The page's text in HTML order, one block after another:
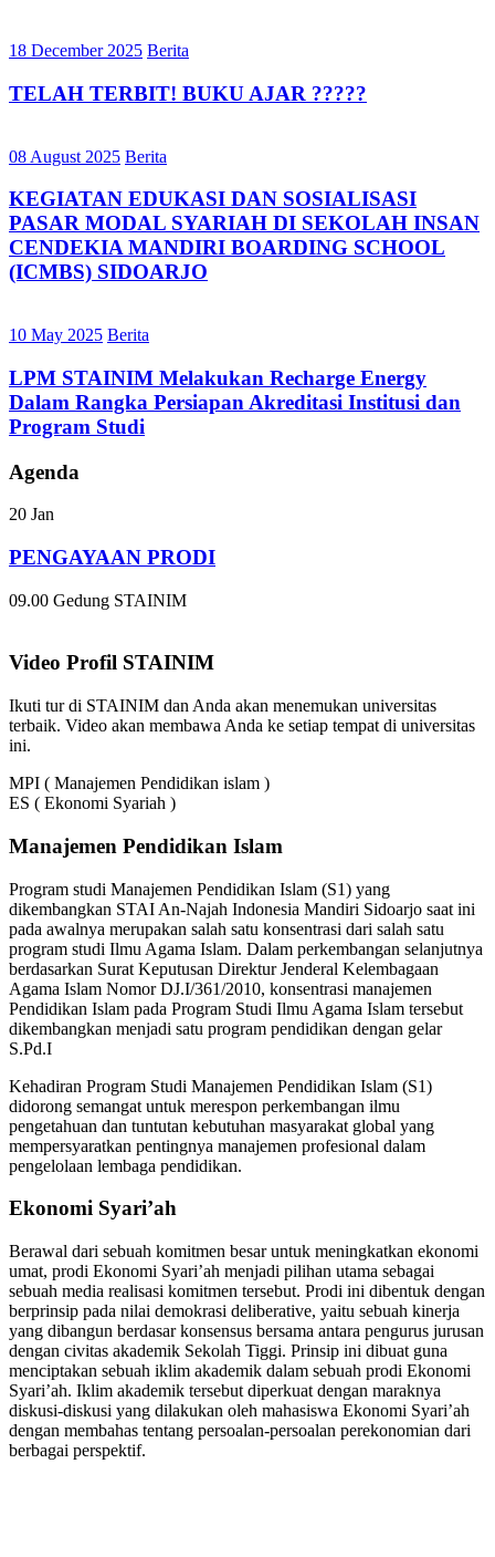
18 December 2025 Berita
TELAH TERBIT! BUKU AJAR ?????
08 August 2025 Berita
KEGIATAN EDUKASI DAN SOSIALISASI
PASAR MODAL SYARIAH DI SEKOLAH INSAN
CENDEKIA MANDIRI BOARDING SCHOOL
(ICMBS) SIDOARJO
10 May 2025 Berita
LPM STAINIM Melakukan Recharge Energy
Dalam Rangka Persiapan Akreditasi Institusi dan
Program Studi
Agenda
20 Jan
PENGAYAAN PRODI
09.00 Gedung STAINIM
Video Profil STAINIM
Ikuti tur di STAINIM dan Anda akan menemukan universitas
terbaik. Video akan membawa Anda ke setiap tempat di universitas
ini.
MPI ( Manajemen Pendidikan islam )
ES ( Ekonomi Syariah )
Manajemen Pendidikan Islam
Program studi Manajemen Pendidikan Islam (S1) yang
dikembangkan STAI An-Najah Indonesia Mandiri Sidoarjo saat ini
pada awalnya merupakan salah satu konsentrasi dari salah satu
program studi Ilmu Agama Islam. Dalam perkembangan selanjutnya
berdasarkan Surat Keputusan Direktur Jenderal Kelembagaan
Agama Islam Nomor DJ.I/361/2010, konsentrasi manajemen
Pendidikan Islam pada Program Studi Ilmu Agama Islam tersebut
dikembangkan menjadi satu program pendidikan dengan gelar
S.Pd.I
Kehadiran Program Studi Manajemen Pendidikan Islam (S1)
didorong semangat untuk merespon perkembangan ilmu
pengetahuan dan tuntutan kebutuhan masyarakat global yang
mempersyaratkan pentingnya manajemen profesional dalam
pengelolaan lembaga pendidikan.
Ekonomi Syari’ah
Berawal dari sebuah komitmen besar untuk meningkatkan ekonomi
umat, prodi Ekonomi Syari’ah menjadi pilihan utama sebagai
sebuah media realisasi komitmen tersebut. Prodi ini dibentuk dengan
berprinsip pada nilai demokrasi deliberative, yaitu sebuah kinerja
yang dibangun berdasar konsensus bersama antara pengurus jurusan
dengan civitas akademik Sekolah Tiggi. Prinsip ini dibuat guna
menciptakan sebuah iklim akademik dalam sebuah prodi Ekonomi
Syari’ah. Iklim akademik tersebut diperkuat dengan maraknya
diskusi-diskusi yang dilakukan oleh mahasiswa Ekonomi Syari’ah
dengan membahas tentang persoalan-persoalan perekonomian dari
berbagai perspektif.